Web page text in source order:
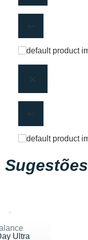
Sugestões
Ultra